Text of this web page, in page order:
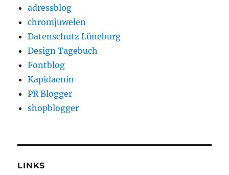
adressblog
chromjuwelen
Datenschutz Lüneburg
Design Tagebuch
Fontblog
Kapidaenin
PR Blogger
shopblogger
LINKS